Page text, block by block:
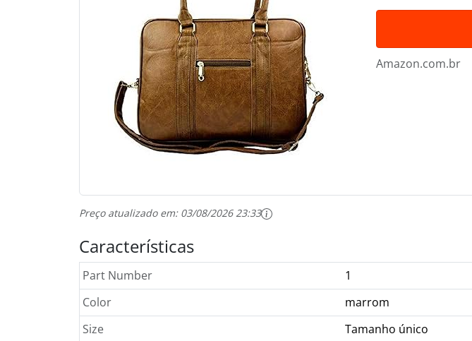
Amazon.com.br
Preço atualizado em: 03/08/2026 23:33
Características
Part Number
1
Color
marrom
Size
Tamanho único